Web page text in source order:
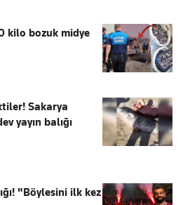
kilo bozuk midye
Sakarya
yayın balığı
"Böylesini ilk kez